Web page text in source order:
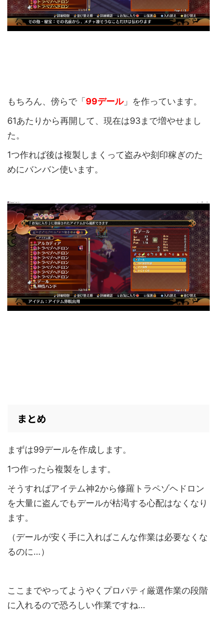
もちろん、傍らで「 99デール」を作っています。
61あたりから再開して、現在は93まで増やせまし
た。
1つ作れば後は複製しまくって盗みや刻印稼ぎのた
めにバンバン使います。
まとめ
まずは99デールを作成します。
1つ作ったら複製をします。
そうすればアイテム神2から修羅トラペゾヘドロン
を大量に盗んでもデールが枯渇する心配はなくなり
ます。
（デールが安く手に入ればこんな作業は必要なくな
るのに…）
ここまでやってようやくプロパティ厳選作業の段階
に入れるので恐ろしい作業ですね…